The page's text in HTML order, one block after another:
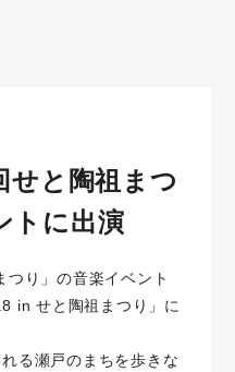
せと陶祖まつ
トに出演
り」の音楽イベント
in せと陶祖まつり」に
る瀬戸のまちを歩きな